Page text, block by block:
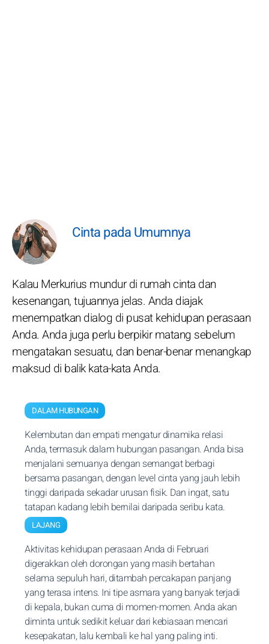
Cinta pada Umumnya
Kalau Merkurius mundur di rumah cinta dan
kesenangan, tujuannya jelas. Anda diajak
menempatkan dialog di pusat kehidupan perasaan
Anda. Anda juga perlu berpikir matang sebelum
mengatakan sesuatu, dan benar-benar menangkap
maksud di balik kata-kata Anda.
DALAM HUBUNGAN
Kelembutan dan empati mengatur dinamika relasi
Anda, termasuk dalam hubungan pasangan. Anda bisa
menjalani semuanya dengan semangat berbagi
bersama pasangan, dengan level cinta yang jauh lebih
tinggi daripada sekadar urusan fisik. Dan ingat, satu
tatapan kadang lebih bernilai daripada seribu kata.
LAJANG
Aktivitas kehidupan perasaan Anda di Februari
digerakkan oleh dorongan yang masih bertahan
selama sepuluh hari, ditambah percakapan panjang
yang terasa intens. Ini tipe asmara yang banyak terjadi
di kepala, bukan cuma di momen-momen. Anda akan
diminta untuk sedikit keluar dari kebiasaan mencari
kesepakatan, lalu kembali ke hal yang paling inti.